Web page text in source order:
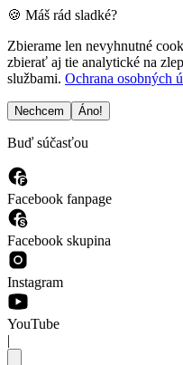
🍪 Máš rád sladké?
Zbierame len nevyhnutné
zbierať aj tie analytické na
službami. Ochrana osobných
Nechcem Áno!
Buď súčasťou
Facebook fanpage
Facebook skupina
Instagram
YouTube
|